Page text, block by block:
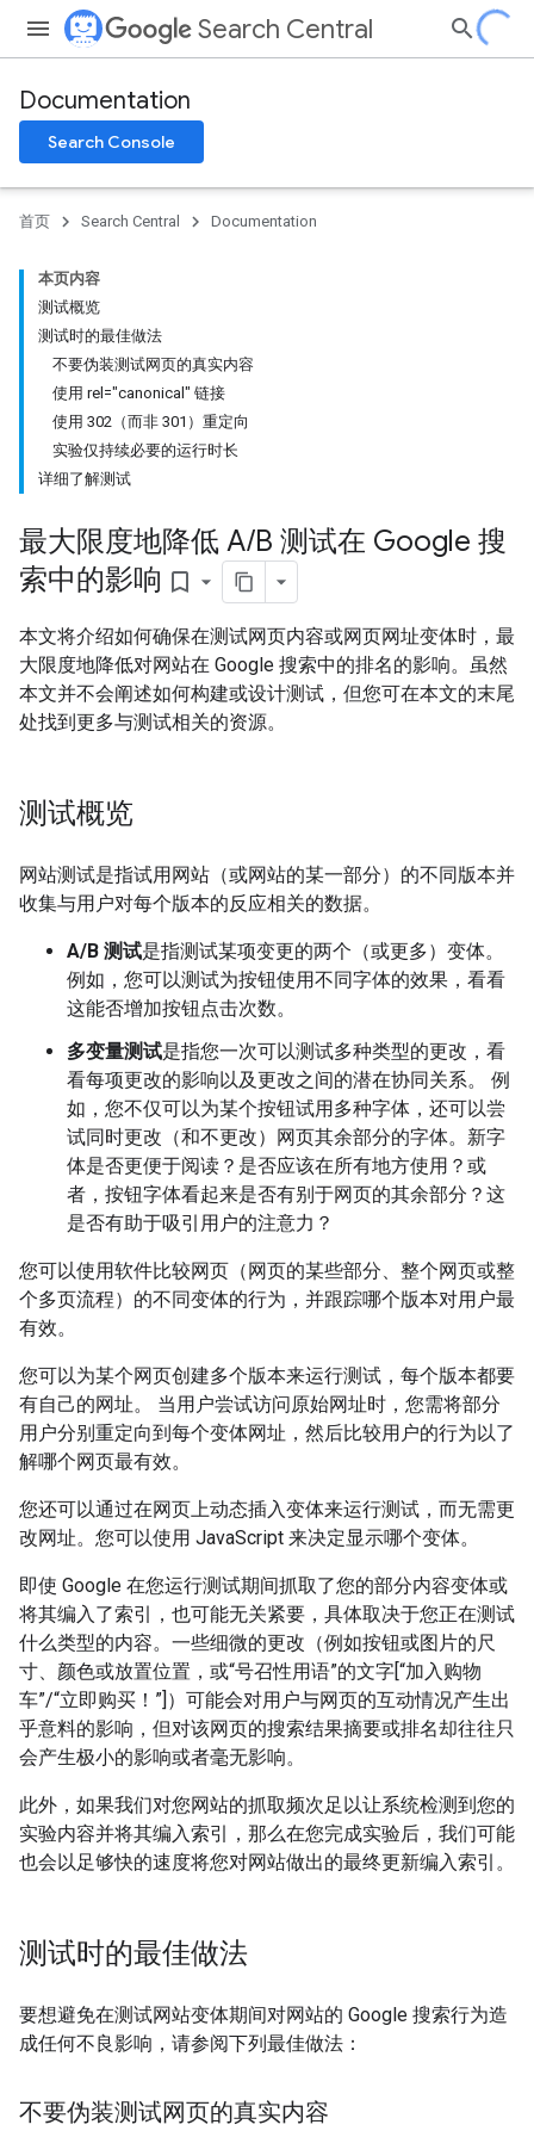
Search Central
Documentation
Search Console
首页 Search Central Documentation
本页内容
测试概览
测试时的最佳做法
不要伪装测试网页的真实内容
使用 rel="canonical" 链接
使用 302（而非 301）重定向
实验仅持续必要的运行时长
详细了解测试
最大限度地降低 A/B 测试在 Google 搜
索中的影响 bookmark_border
本文将介绍如何确保在测试网页内容或网页网址变体时，最
大限度地降低对网站在 Google 搜索中的排名的影响。虽然
本文并不会阐述如何构建或设计测试，但您可在本文的末尾
处找到更多与测试相关的资源。
测试概览
网站测试是指试用网站（或网站的某一部分）的不同版本并
收集与用户对每个版本的反应相关的数据。
A/B 测试是指测试某项变更的两个（或更多）变体。
例如，您可以测试为按钮使用不同字体的效果，看看
这能否增加按钮点击次数。
多变量测试是指您一次可以测试多种类型的更改，看
看每项更改的影响以及更改之间的潜在协同关系。 例
如，您不仅可以为某个按钮试用多种字体，还可以尝
试同时更改（和不更改）网页其余部分的字体。新字
体是否更便于阅读？是否应该在所有地方使用？或
者，按钮字体看起来是否有别于网页的其余部分？这
是否有助于吸引用户的注意力？
您可以使用软件比较网页（网页的某些部分、整个网页或整
个多页流程）的不同变体的行为，并跟踪哪个版本对用户最
有效。
您可以为某个网页创建多个版本来运行测试，每个版本都要
有自己的网址。 当用户尝试访问原始网址时，您需将部分
用户分别重定向到每个变体网址，然后比较用户的行为以了
解哪个网页最有效。
您还可以通过在网页上动态插入变体来运行测试，而无需更
改网址。您可以使用 JavaScript 来决定显示哪个变体。
即使 Google 在您运行测试期间抓取了您的部分内容变体或
将其编入了索引，也可能无关紧要，具体取决于您正在测试
什么类型的内容。一些细微的更改（例如按钮或图片的尺
寸、颜色或放置位置，或“号召性用语”的文字[“加入购物
车”/“立即购买！”]）可能会对用户与网页的互动情况产生出
乎意料的影响，但对该网页的搜索结果摘要或排名却往往只
会产生极小的影响或者毫无影响。
此外，如果我们对您网站的抓取频次足以让系统检测到您的
实验内容并将其编入索引，那么在您完成实验后，我们可能
也会以足够快的速度将您对网站做出的最终更新编入索引。
测试时的最佳做法
要想避免在测试网站变体期间对网站的 Google 搜索行为造
成任何不良影响，请参阅下列最佳做法：
不要伪装测试网页的真实内容